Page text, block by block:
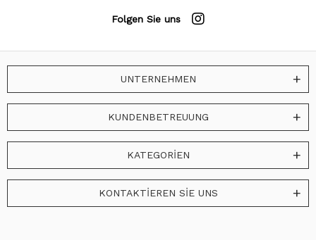
Folgen Sie uns
UNTERNEHMEN
KUNDENBETREUUNG
KATEGORİEN
KONTAKTİEREN SİE UNS